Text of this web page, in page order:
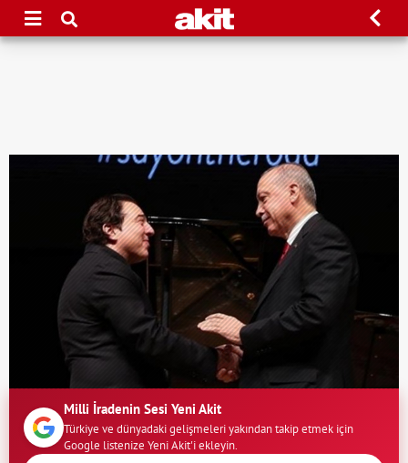
Milli İradenin Sesi Yeni Akit
Türkiye ve dünyadaki gelişmeleri yakından takip etmek için
Google listenize Yeni Akit'i ekleyin.